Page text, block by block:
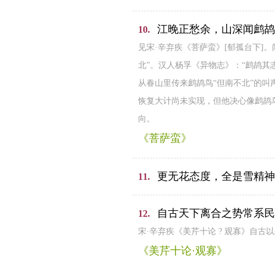
10. 江晚正愁余，山深闻鹧鸪
见宋·辛弃疾《菩萨蛮》[郁孤台下]
北”。汉人杨孚《异物志》：“鹧鸪
从春山里传来鹧鸪鸟“但南不北”的
恢复大计尚未实现，但他决心像鹧
向。
《菩萨蛮》
11. 更无花态度，全是雪精神
12. 自古天下离合之势常系民
宋·辛弃疾《美芹十论 ? 观寡》自古
《美芹十论·观寡》